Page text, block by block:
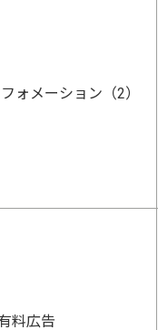
ォメーション（2）
料広告